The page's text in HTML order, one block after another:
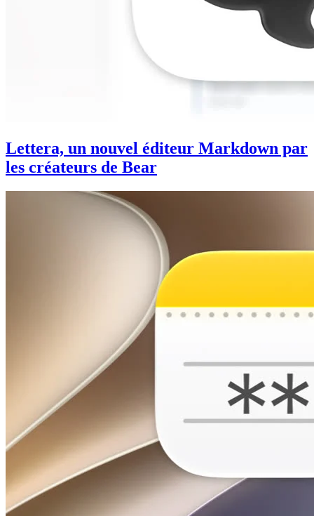
Lettera, un nouvel éditeur Markdown par
les créateurs de Bear